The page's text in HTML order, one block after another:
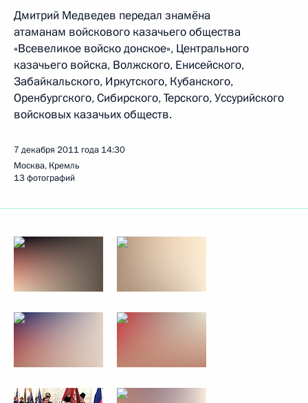
Дмитрий Медведев передал знамёна
атаманам войскового казачьего общества
«Всевеликое войско донское», Центрального
казачьего войска, Волжского, Енисейского,
Забайкальского, Иркутского, Кубанского,
Оренбургского, Сибирского, Терского, Уссурийского
войсковых казачьих обществ.
7 декабря 2011 года 14:30
Москва, Кремль
13 фотографий